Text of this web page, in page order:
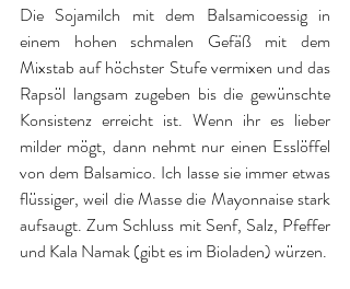
Die Sojamilch mit dem Balsamicoessig in
einem hohen schmalen Gefäß mit dem
Mixstab auf höchster Stufe vermixen und das
Rapsöl langsam zugeben bis die gewünschte
Konsistenz erreicht ist. Wenn ihr es lieber
milder mögt, dann nehmt nur einen Esslöffel
von dem Balsamico. Ich lasse sie immer etwas
flüssiger, weil die Masse die Mayonnaise stark
aufsaugt. Zum Schluss mit Senf, Salz, Pfeffer
und Kala Namak (gibt es im Bioladen) würzen.